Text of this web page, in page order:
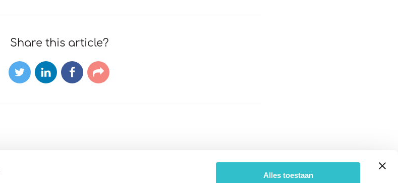
Alles toestaan
Share this article?
Twitter LinkedInFacebook
E-